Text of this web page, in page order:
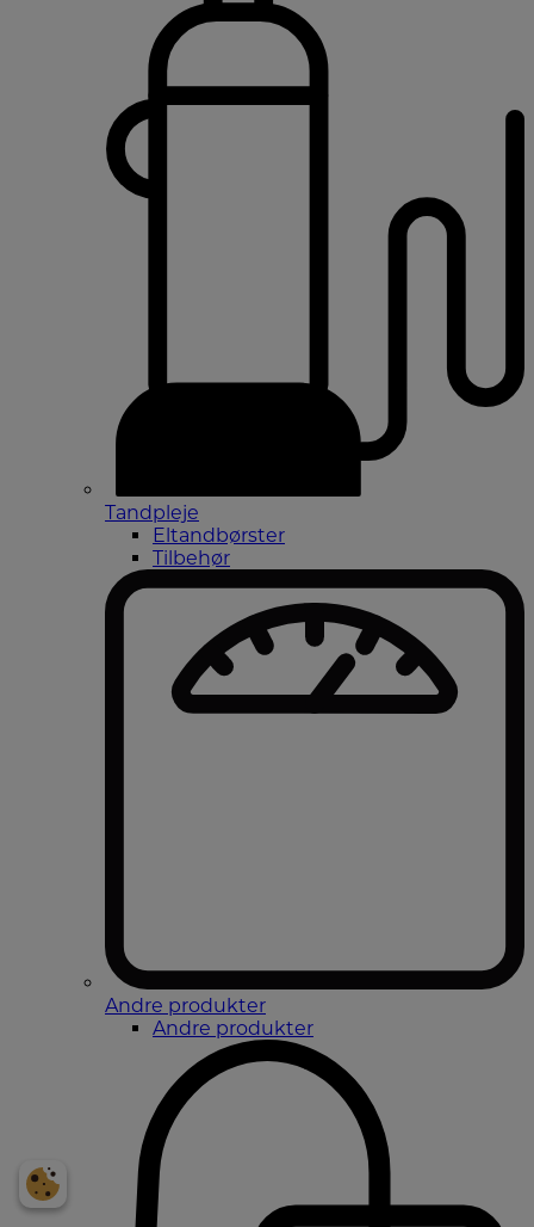
Tandpleje
Eltandbørster
Tilbehør
Andre produkter
Andre produkter